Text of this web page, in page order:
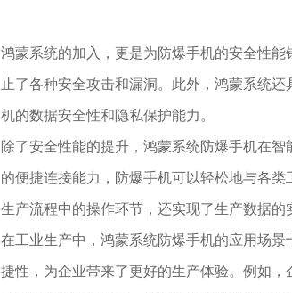
鸿蒙系统的加入，更是为防爆手机的安全性
止了各种安全攻击和漏洞。此外，鸿蒙系统
机的数据安全性和隐私保护能力。
除了安全性能的提升，鸿蒙系统防爆手机在
的便捷连接能力，防爆手机可以轻松地与各
生产流程中的操作环节，还实现了生产数据的
在工业生产中，鸿蒙系统防爆手机的应用场
捷性，为企业带来了更好的生产体验。例如